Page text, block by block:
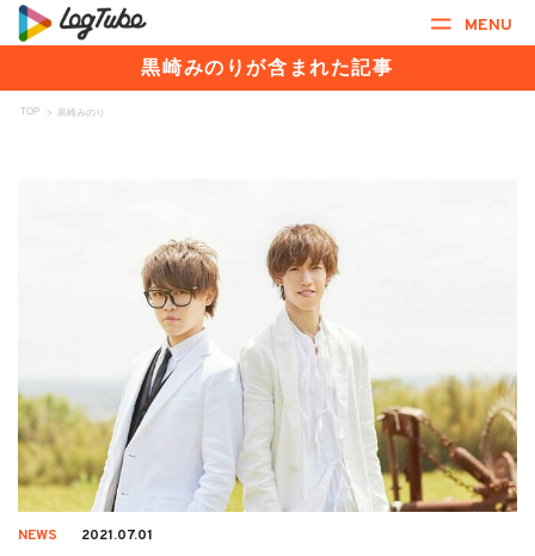
MENU
黒崎みのりが含まれた記事
TOP > 黒崎みのり
NEWS 2021.07.01